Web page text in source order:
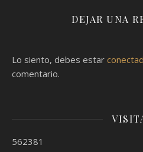
DEJAR UNA
Lo siento, debes estar
comentario.
562381